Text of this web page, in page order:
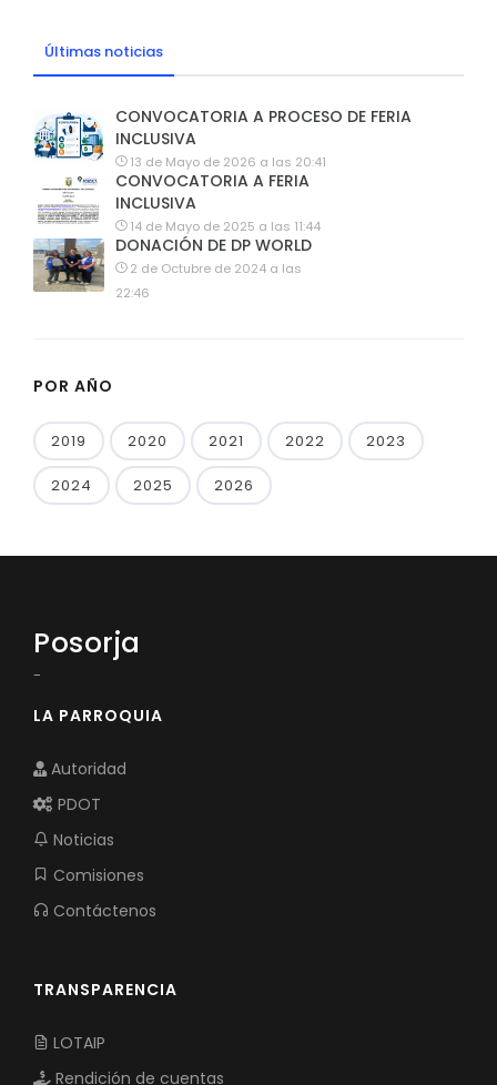
Últimas noticias
CONVOCATORIA A PROCESO DE FERIA
INCLUSIVA
13 de Mayo de 2026 a las 20:41
CONVOCATORIA A FERIA
INCLUSIVA
14 de Mayo de 2025 a las 11:44
DONACIÓN DE DP WORLD
2 de Octubre de 2024 a las
22:46
POR AÑO
2019 2020 2021 2022 2023
2024 2025 2026
Posorja
-
LA PARROQUIA
Autoridad
PDOT
Noticias
Comisiones
Contáctenos
TRANSPARENCIA
LOTAIP
Rendición de cuentas